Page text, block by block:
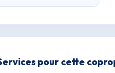
pour cette